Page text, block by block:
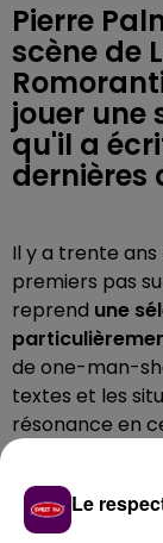
Pierre
scène de
jouer une
qu'il a
dernières
Il y a trente ans
premiers pas
reprend une
de one-man-
textes et les
résonance en
La tournée de
Le